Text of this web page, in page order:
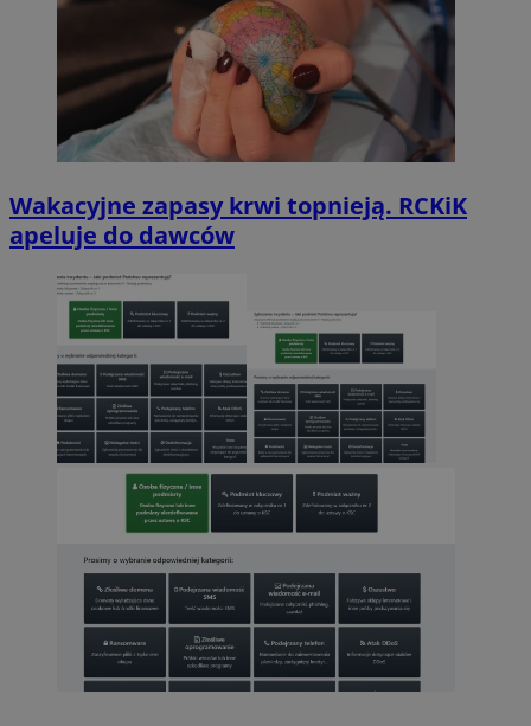
Wakacyjne zapasy krwi topnieją. RCKiK
apeluje do dawców